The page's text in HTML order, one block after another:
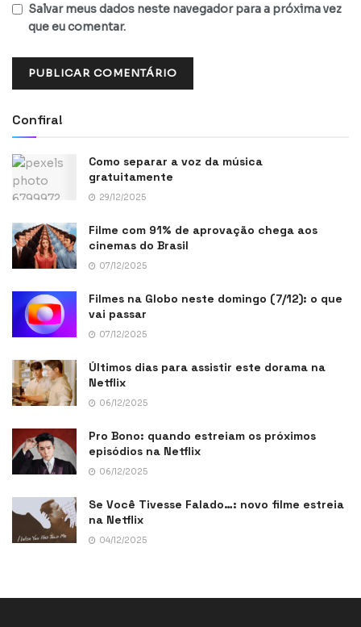
Salvar meus dados neste navegador para a próxima vez
que eu comentar.
Confira!
Como separar a voz da música
gratuitamente
29/12/2025
Filme com 91% de aprovação chega aos
cinemas do Brasil
07/12/2025
Filmes na Globo neste domingo (7/12): o que
vai passar
07/12/2025
Últimos dias para assistir este dorama na
Netflix
06/12/2025
Pro Bono: quando estreiam os próximos
episódios na Netflix
06/12/2025
Se Você Tivesse Falado…: novo filme estreia
na Netflix
04/12/2025